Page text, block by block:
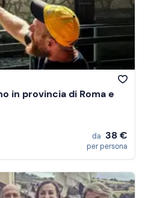
in provincia di Roma e
da 38 €
per persona